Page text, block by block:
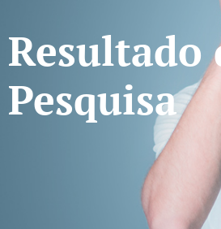
Resultado
Pesquisa